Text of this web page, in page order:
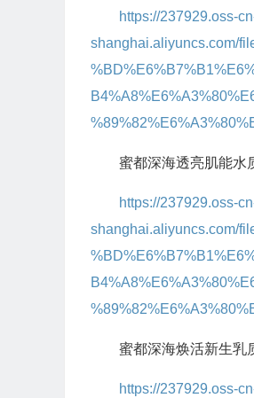
https://237929.oss-
shanghai.aliyuncs.com/
蜜都深海透亮肌能水
https://237929.oss-
shanghai.aliyuncs.com/
蜜都深海焕活新生乳
https://237929.oss-